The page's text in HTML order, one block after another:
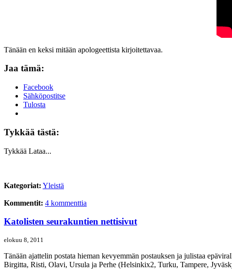
Tänään en keksi mitään apologeettista kirjoitettavaa.
Jaa tämä:
Facebook
Sähköpostitse
Tulosta
Tykkää tästä:
Tykkää Lataa...
Kategoriat: Yleistä
Kommentit: 4 kommenttia
Katolisten seurakuntien nettisivut
elokuu 8, 2011
Tänään ajattelin postata hieman kevyemmän postauksen ja julistaa
Birgitta, Risti, Olavi, Ursula ja Perhe (Helsinkix2, Turku, Tampere,